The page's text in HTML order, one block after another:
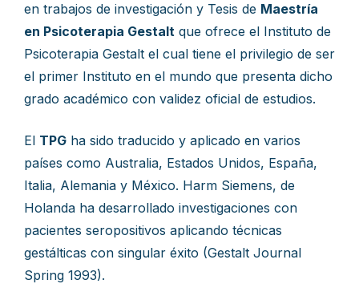
en trabajos de investigación y Tesis de Maestría
en Psicoterapia Gestalt que ofrece el Instituto de
Psicoterapia Gestalt el cual tiene el privilegio de ser
el primer Instituto en el mundo que presenta dicho
grado académico con validez oficial de estudios.
El TPG ha sido traducido y aplicado en varios
países como Australia, Estados Unidos, España,
Italia, Alemania y México. Harm Siemens, de
Holanda ha desarrollado investigaciones con
pacientes seropositivos aplicando técnicas
gestálticas con singular éxito (Gestalt Journal
Spring 1993).